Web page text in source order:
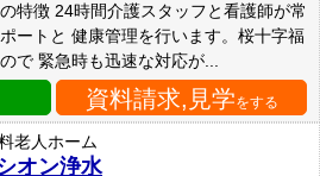
特徴 24時間介護スタッフと看護師が常
ートと 健康管理を行います。桜十字福
で 緊急時も迅速な対応が...
資料請求,見学をする
老人ホーム
オン浄水